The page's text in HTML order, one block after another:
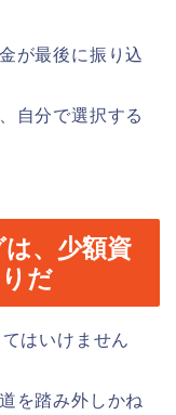
が最後に振り込
自分で選択する
、少額資
だ
はいけません
を踏み外しかね